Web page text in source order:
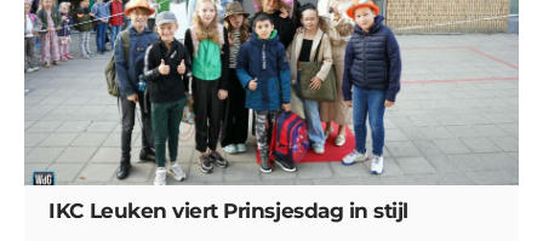
IKC Leuken viert Prinsjesdag in stijl